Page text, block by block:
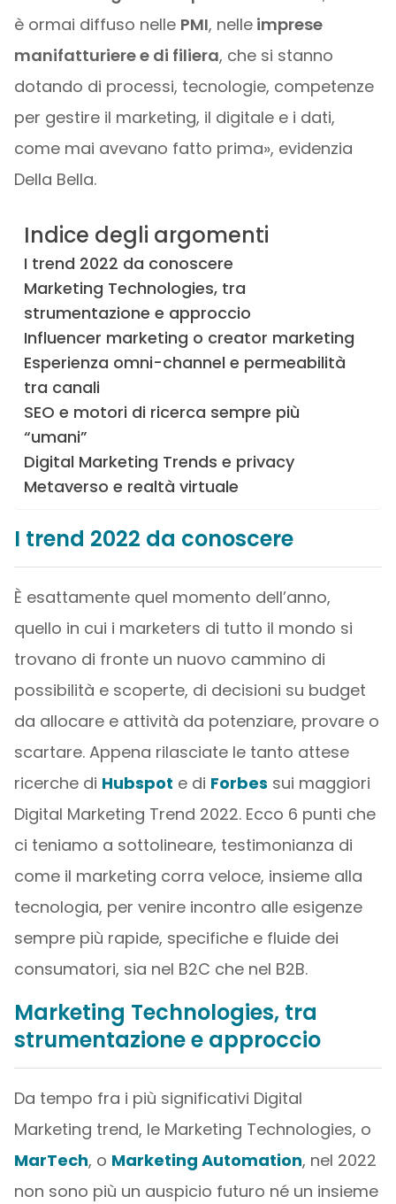
è ormai diffuso nelle PMI, nelleimprese
manifatturiere e di filiera, che si stanno
dotando di processi, tecnologie, competenze
per gestire il marketing, il digitale e i dati,
come mai avevano fatto prima», evidenzia
Della Bella.
Indice degli argomenti
I trend 2022 da conoscere
Marketing Technologies, tra
strumentazione e approccio
Influencer marketing o creator marketing
Esperienza omni-channel e permeabilità
tra canali
SEO e motori di ricerca sempre più
“umani”
Digital Marketing Trends e privacy
Metaverso e realtà virtuale
I trend 2022 da conoscere
È esattamente quel momento dell’anno,
quello in cui i marketers di tutto il mondo si
trovano di fronte un nuovo cammino di
possibilità e scoperte, di decisioni su budget
da allocare e attività da potenziare, provare o
scartare. Appena rilasciate le tanto attese
ricerche di Hubspot e di Forbes sui maggiori
Digital Marketing Trend 2022. Ecco 6 punti che
ci teniamo a sottolineare, testimonianza di
come il marketing corra veloce, insieme alla
tecnologia, per venire incontro alle esigenze
sempre più rapide, specifiche e fluide dei
consumatori, sia nel B2C che nel B2B.
Marketing Technologies, tra
strumentazione e approccio
Da tempo fra i più significativi Digital
Marketing trend, le Marketing Technologies, o
MarTech, o Marketing Automation, nel 2022
non sono più un auspicio futuro né un insieme